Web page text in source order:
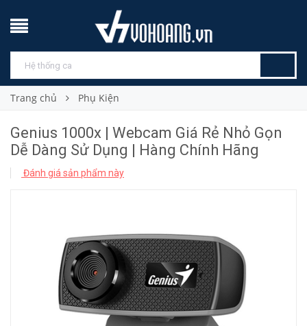
Trang chủ Phụ Kiện
Genius 1000x | Webcam Giá Rẻ Nhỏ Gọn
Dễ Dàng Sử Dụng | Hàng Chính Hãng
Đánh giá sản phẩm này